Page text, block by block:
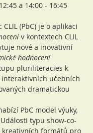
a 14:00 - 16:45
(PbC) je o aplikaci
v kontextech CLIL
nové a inovativní
hodnocení
pluriliteracies k
interaktivních učebních
dramatickou
typu show-co-
kreativních formátů pro